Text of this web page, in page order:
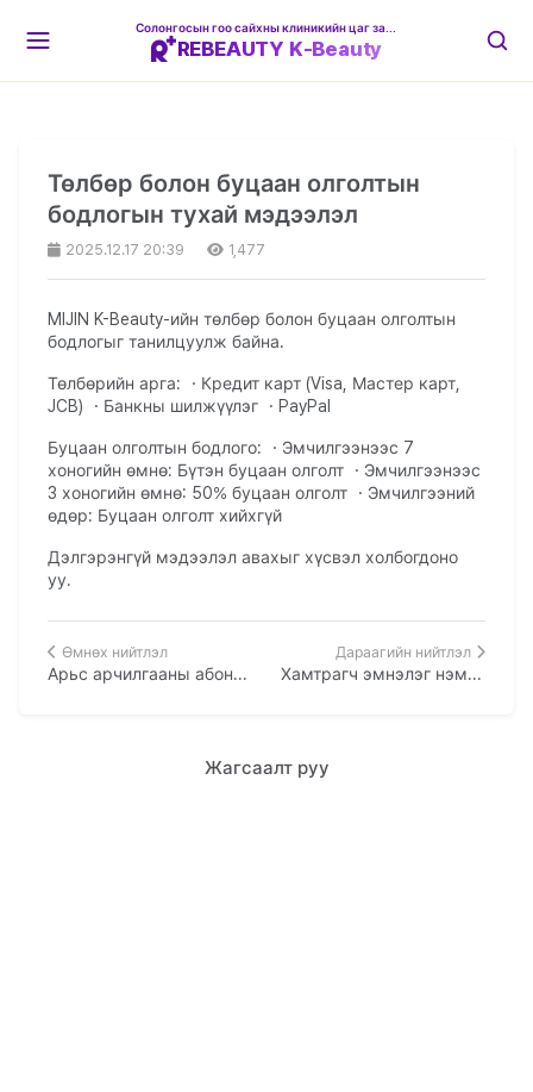
REBEAUTY K-Beauty
Төлбөр болон буцаан олголтын
бодлогын тухай мэдээлэл
2025.12.17 20:39 1,477
MIJIN K-Beauty-ийн төлбөр болон буцаан олголтын
бодлогыг танилцуулж байна.
Төлбөрийн арга: ・Кредит карт (Visa, Мастер карт,
JCB) ・Банкны шилжүүлэг ・PayPal
Буцаан олголтын бодлого: ・Эмчилгээнээс 7
хоногийн өмнө: Бүтэн буцаан олголт ・Эмчилгээнээс
3 хоногийн өмнө: 50% буцаан олголт ・Эмчилгээний
өдөр: Буцаан олголт хийхгүй
Дэлгэрэнгүй мэдээлэл авахыг хүсвэл холбогдоно
уу.
Өмнөх нийтлэл
Арьс арчилгааны абонементын хөнгөлөлт
Дараагийн нийтлэл
Хамтрагч эмнэлэг нэмэгдсэн тухай мэдэгдэл
Жагсаалт руу